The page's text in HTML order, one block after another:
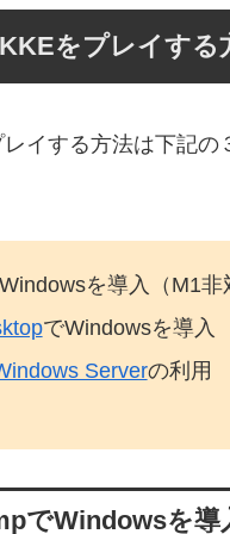
をプレイする
イする方法は下記
を導入（M1非
でWindowsを導入
Serverの利用
でWindowsを導